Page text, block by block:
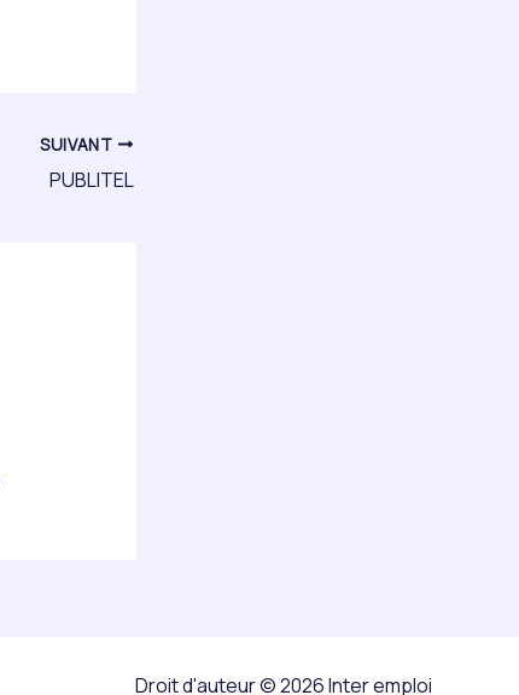
SUIVANT
PUBLITEL
Droit d'auteur © 2026 Inter emploi